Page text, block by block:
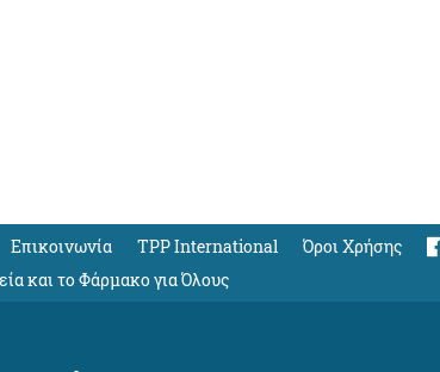
Eπικοινωνία TPP International
Όροι Χρήσης
και το Φάρμακο για Όλους